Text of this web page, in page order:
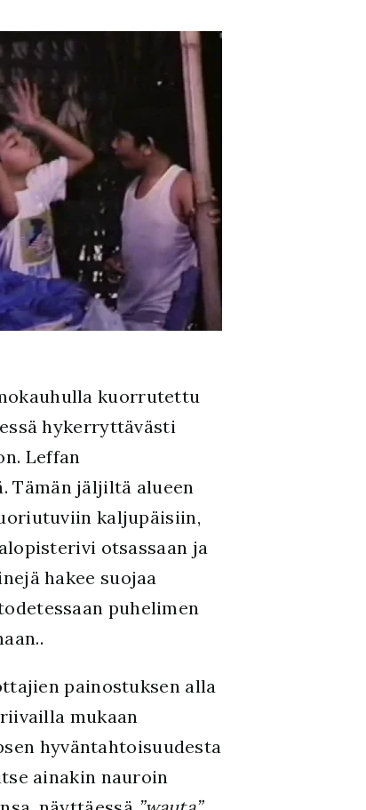
kuorrutettu
hykerryttävästi
Leffan
Tämän jäljiltä alueen
kaljupäisiin,
otsassaan ja
hakee suojaa
puhelimen
painostuksen alla
mukaan
hyväntahtoisuudesta
ainakin nauroin